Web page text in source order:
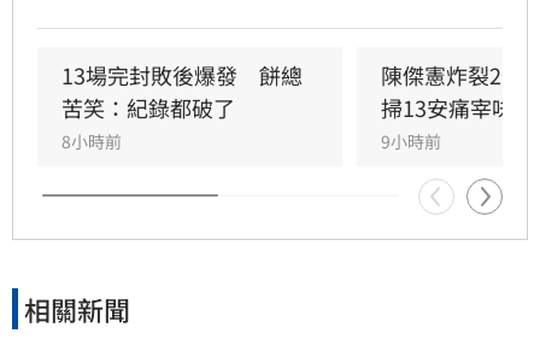
13場完封敗後爆發　餅總
苦笑：紀錄都破了
8小時前
陳傑憲炸裂2分
掃13安痛宰味全
9小時前
相關新聞